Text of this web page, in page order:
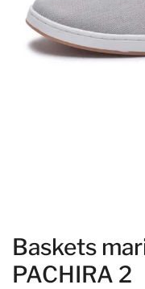
Baskets
PACHIRA 2